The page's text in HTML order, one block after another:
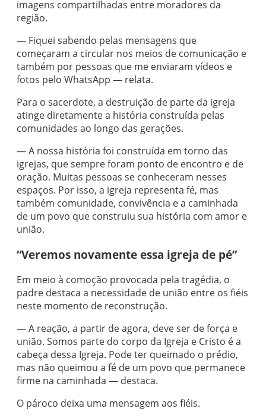
imagens compartilhadas entre moradores da
região.
— Fiquei sabendo pelas mensagens que
começaram a circular nos meios de comunicação e
também por pessoas que me enviaram vídeos e
fotos pelo WhatsApp — relata.
Para o sacerdote, a destruição de parte da igreja
atinge diretamente a história construída pelas
comunidades ao longo das gerações.
— A nossa história foi construída em torno das
igrejas, que sempre foram ponto de encontro e de
oração. Muitas pessoas se conheceram nesses
espaços. Por isso, a igreja representa fé, mas
também comunidade, convivência e a caminhada
de um povo que construiu sua história com amor e
união.
“Veremos novamente essa igreja de pé”
Em meio à comoção provocada pela tragédia, o
padre destaca a necessidade de união entre os fiéis
neste momento de reconstrução.
— A reação, a partir de agora, deve ser de força e
união. Somos parte do corpo da Igreja e Cristo é a
cabeça dessa Igreja. Pode ter queimado o prédio,
mas não queimou a fé de um povo que permanece
firme na caminhada — destaca.
O pároco deixa uma mensagem aos fiéis.